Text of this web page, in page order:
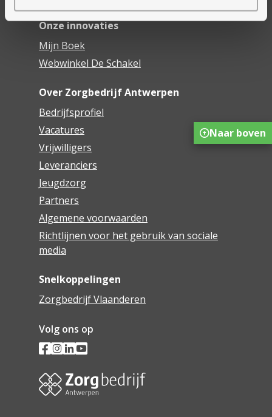
Onze innovaties
Mijn Boek
Webwinkel De Schakel
Over Zorgbedrijf Antwerpen
Bedrijfsprofiel
Vacatures
Vrijwilligers
Leveranciers
Jeugdzorg
Partners
Algemene voorwaarden
Richtlijnen voor het gebruik van sociale
media
Snelkoppelingen
Zorgbedrijf Vlaanderen
Volg ons op
Naar boven